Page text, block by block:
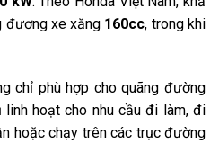
đương xe xăng 160cc, trong khi
chỉ phù hợp cho quãng đường
hoạt cho nhu cầu đi làm, đi
hoặc chạy trên các trục đường